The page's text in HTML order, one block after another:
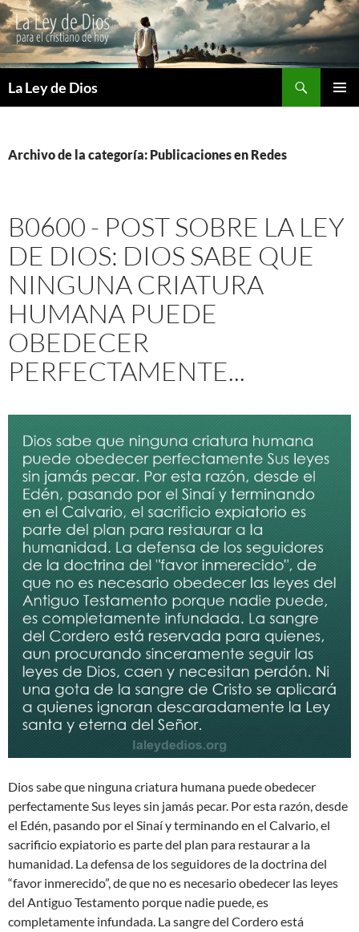
La Ley de Dios
Archivo de la categoría: Publicaciones en Redes
B0600 - POST SOBRE LA LEY
DE DIOS: DIOS SABE QUE
NINGUNA CRIATURA
HUMANA PUEDE
OBEDECER
PERFECTAMENTE...
Dios sabe que ninguna criatura humana puede obedecer
perfectamente Sus leyes sin jamás pecar. Por esta razón, desde
el Edén, pasando por el Sinaí y terminando en el Calvario, el
sacrificio expiatorio es parte del plan para restaurar a la
humanidad. La defensa de los seguidores de la doctrina del
“favor inmerecido”, de que no es necesario obedecer las leyes
del Antiguo Testamento porque nadie puede, es
completamente infundada. La sangre del Cordero está